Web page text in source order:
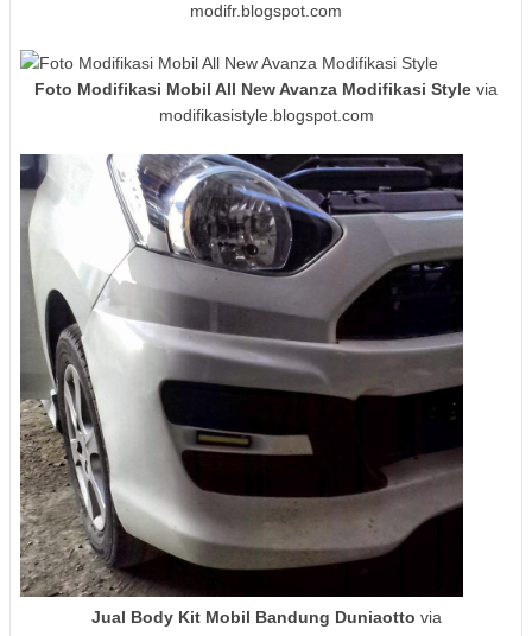
modifr.blogspot.com
Foto Modifikasi Mobil All New Avanza Modifikasi Style via
modifikasistyle.blogspot.com
Jual Body Kit Mobil Bandung Duniaotto via